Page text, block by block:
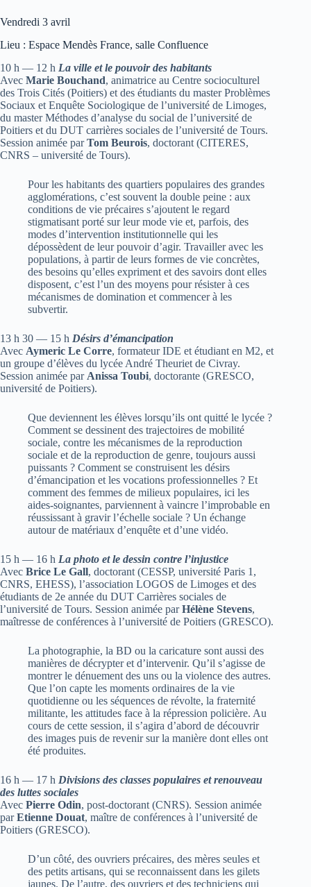
Vendredi 3 avril
Lieu : Espace Mendès France, salle Confluence
10 h — 12 h La ville et le pouvoir des habitants
Avec Marie Bouchand, animatrice au Centre socioculturel
des Trois Cités (Poitiers) et des étudiants du master Problèmes
Sociaux et Enquête Sociologique de l’université de Limoges,
du master Méthodes d’analyse du social de l’université de
Poitiers et du DUT carrières sociales de l’université de Tours.
Session animée parTom Beurois, doctorant (CITERES,
CNRS – université de Tours).
Pour les habitants des quartiers populaires des grandes
agglomérations, c’est souvent la double peine : aux
conditions de vie précaires s’ajoutent le regard
stigmatisant porté sur leur mode vie et, parfois, des
modes d’intervention institutionnelle qui les
dépossèdent de leur pouvoir d’agir. Travailler avec les
populations, à partir de leurs formes de vie concrètes,
des besoins qu’elles expriment et des savoirs dont elles
disposent, c’est l’un des moyens pour résister à ces
mécanismes de domination et commencer à les
subvertir.
13 h 30 — 15 h Désirs d’émancipation
Avec Aymeric Le Corre, formateur IDE et étudiant en M2, et
un groupe d’élèves du lycée André Theuriet de Civray.
Session animée par Anissa Toubi, doctorante (GRESCO,
université de Poitiers).
Que deviennent les élèves lorsqu’ils ont quitté le lycée ?
Comment se dessinent des trajectoires de mobilité
sociale, contre les mécanismes de la reproduction
sociale et de la reproduction de genre, toujours aussi
puissants ? Comment se construisent les désirs
d’émancipation et les vocations professionnelles ? Et
comment des femmes de milieux populaires, ici les
aides-soignantes, parviennent à vaincre l’improbable en
réussissant à gravir l’échelle sociale ? Un échange
autour de matériaux d’enquête et d’une vidéo.
15 h — 16 h La photo et le dessin contre l’injustice
Avec Brice Le Gall, doctorant (CESSP, université Paris 1,
CNRS, EHESS), l’association LOGOS de Limoges et des
étudiants de 2e année du DUT Carrières sociales de
l’université de Tours. Session animée parHélène Stevens,
maîtresse de conférences à l’université de Poitiers (GRESCO).
La photographie, la BD ou la caricature sont aussi des
manières de décrypter et d’intervenir. Qu’il s’agisse de
montrer le dénuement des uns ou la violence des autres.
Que l’on capte les moments ordinaires de la vie
quotidienne ou les séquences de révolte, la fraternité
militante, les attitudes face à la répression policière. Au
cours de cette session, il s’agira d’abord de découvrir
des images puis de revenir sur la manière dont elles ont
été produites.
16 h — 17 h Divisions des classes populaires et renouveau
des luttes sociales
Avec Pierre Odin, post-doctorant (CNRS). Session animée
parEtienne Douat, maître de conférences à l’université de
Poitiers (GRESCO).
D’un côté, des ouvriers précaires, des mères seules et
des petits artisans, qui se reconnaissent dans les gilets
jaunes. De l’autre, des ouvriers et des techniciens qui